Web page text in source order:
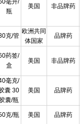
毫升/
瓶
美国 非品牌药
克/管
欧洲共同
体国家
品牌药
药签/
盒
美国 非品牌药
毫克/
囊 30
胶囊/瓶
美国 品牌药
克/瓶 美国 品牌药